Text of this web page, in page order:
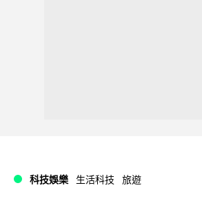
科技娛樂 生活科技 旅遊